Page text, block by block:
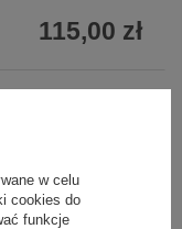
115,00 zł
w celu
cookies do
funkcje